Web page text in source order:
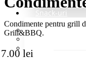
Snack-uri
Fructe deshidratate
Condimente pentru grill
Grill&BBQ.
7.00 lei